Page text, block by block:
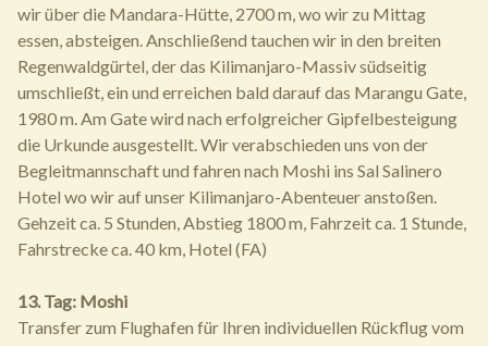
wir über die Mandara-Hütte, 2700 m, wo wir zu Mittag
essen, absteigen. Anschließend tauchen wir in den breiten
Regenwaldgürtel, der das Kilimanjaro-Massiv südseitig
umschließt, ein und erreichen bald darauf das Marangu Gate,
1980 m. Am Gate wird nach erfolgreicher Gipfelbesteigung
die Urkunde ausgestellt. Wir verabschieden uns von der
Begleitmannschaft und fahren nach Moshi ins Sal Salinero
Hotel wo wir auf unser Kilimanjaro-Abenteuer anstoßen.
Gehzeit ca. 5 Stunden, Abstieg 1800 m, Fahrzeit ca. 1 Stunde,
Fahrstrecke ca. 40 km, Hotel (FA)
13. Tag: Moshi
Transfer zum Flughafen für Ihren individuellen Rückflug vom